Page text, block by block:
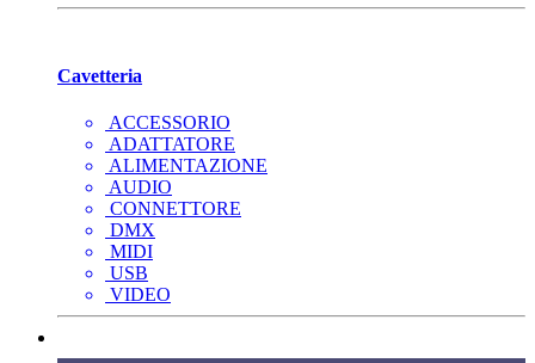
Cavetteria
ACCESSORIO
ADATTATORE
ALIMENTAZIONE
AUDIO
CONNETTORE
DMX
MIDI
USB
VIDEO